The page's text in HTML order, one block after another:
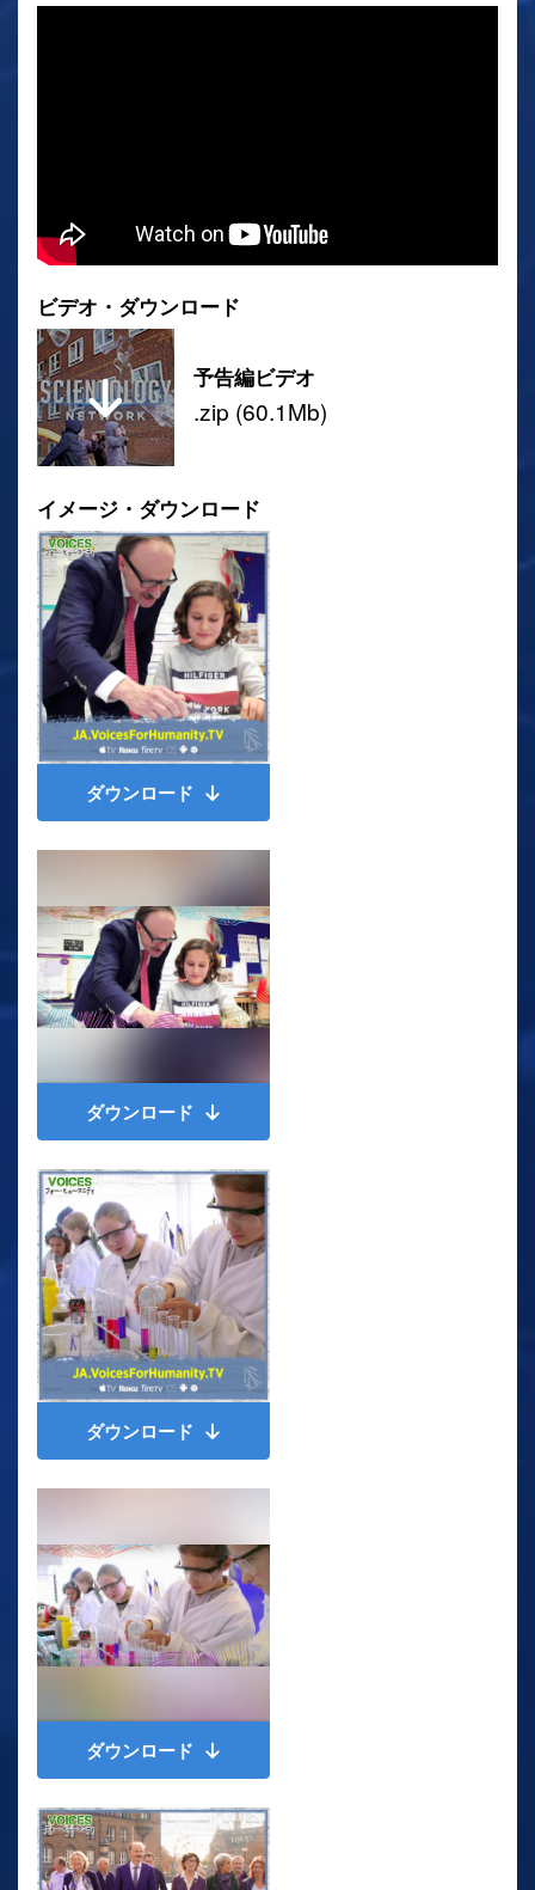
ビデオ・ダウンロード
予告編ビデオ
.zip (60.1Mb)
イメージ・ダウンロード
ダウンロード
ダウンロード
ダウンロード
ダウンロード